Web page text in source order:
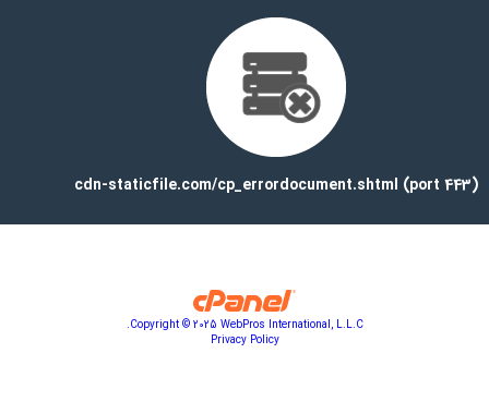
cdn-staticfile.com/cp_errordocument.shtml (port 443)
Copyright © 2025 WebPros International, L.L.C.
Privacy Policy